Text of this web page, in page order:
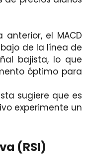
el MACD
de la línea de
bajista, lo que
óptimo para
sugiere que es
experimente un
(RSI)